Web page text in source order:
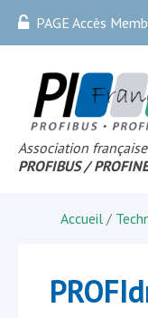
PAGE Accès
Association
PROFIBUS /
Accueil /